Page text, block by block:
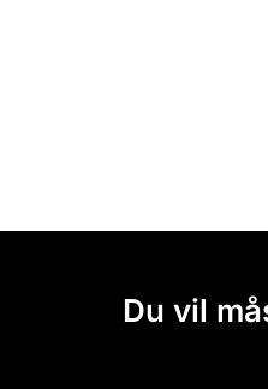
Du vil